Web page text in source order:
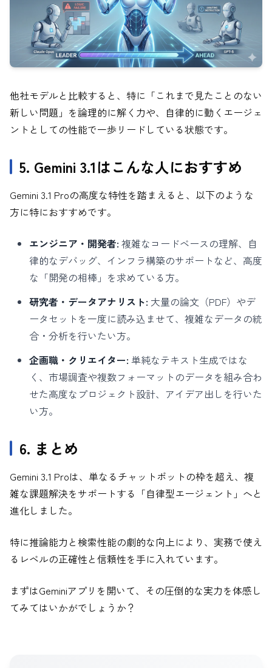
他社モデルと比較すると、特に「これまで見たことのない
新しい問題」を論理的に解く力や、自律的に動くエージェ
ントとしての性能で一歩リードしている状態です。
5. Gemini 3.1はこんな人におすすめ
Gemini 3.1 Proの高度な特性を踏まえると、以下のような
方に特におすすめです。
エンジニア・開発者: 複雑なコードベースの理解、自
律的なデバッグ、インフラ構築のサポートなど、高度
な「開発の相棒」を求めている方。
研究者・データアナリスト: 大量の論文（PDF）やデ
ータセットを一度に読み込ませて、複雑なデータの統
合・分析を行いたい方。
企画職・クリエイター: 単純なテキスト生成ではな
く、市場調査や複数フォーマットのデータを組み合わ
せた高度なプロジェクト設計、アイデア出しを行いた
い方。
6. まとめ
Gemini 3.1 Proは、単なるチャットボットの枠を超え、複
雑な課題解決をサポートする「自律型エージェント」へと
進化しました。
特に推論能力と検索性能の劇的な向上により、実務で使え
るレベルの正確性と信頼性を手に入れています。
まずはGeminiアプリを開いて、その圧倒的な実力を体感し
てみてはいかがでしょうか？